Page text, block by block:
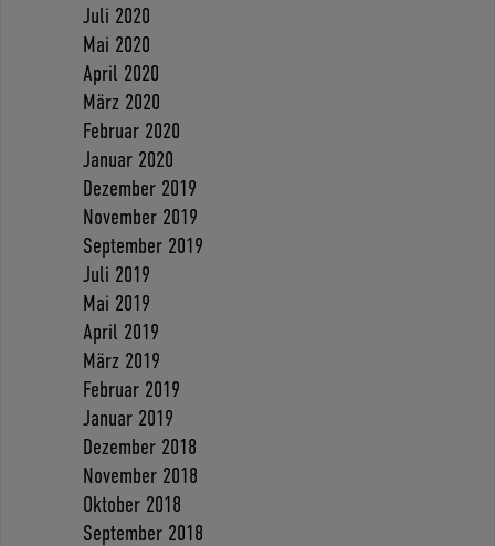
Juli 2020
Mai 2020
April 2020
März 2020
Februar 2020
Januar 2020
Dezember 2019
November 2019
September 2019
Juli 2019
Mai 2019
April 2019
März 2019
Februar 2019
Januar 2019
Dezember 2018
November 2018
Oktober 2018
September 2018